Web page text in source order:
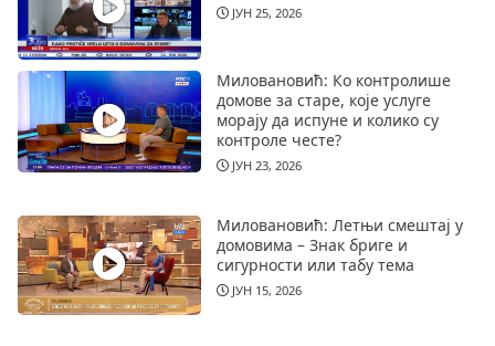
ЈУН 25, 2026
Миловановић: Ко контролише
домове за старе, које услуге
морају да испуне и колико су
контроле честе?
ЈУН 23, 2026
Миловановић: Летњи смештај у
домовима – Знак бриге и
сигурности или табу тема
ЈУН 15, 2026